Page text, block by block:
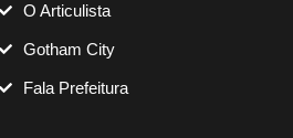
O Articulista
Gotham City
Fala Prefeitura